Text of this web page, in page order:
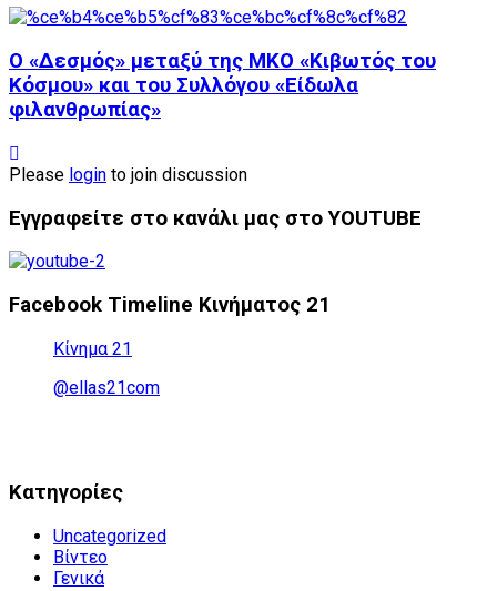
Ο «Δεσμός» μεταξύ της ΜΚΟ «Κιβωτός του
Κόσμου» και του Συλλόγου «Είδωλα
φιλανθρωπίας»
Please login to join discussion
Εγγραφείτε στο κανάλι μας στο YOUTUBE
Facebook Timeline Κινήματος 21
Κίνημα 21
@ellas21com
Kατηγορίες
Uncategorized
Βίντεο
Γενικά